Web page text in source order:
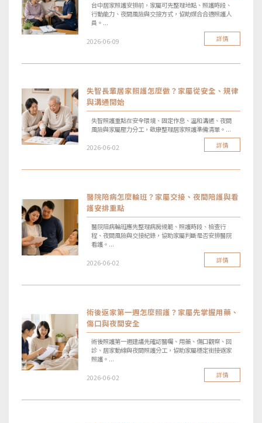
台中居家照護安排前，家屬可先整理地點、照護時段、
行動能力、夜間風險與交接方式，協助媒合合適照護人
員。...
2026-06-09 詳情
失智長輩居家照護怎麼做？家屬從安全、規律
與溝通開始
失智照護重點在安全環境、固定作息、溫和溝通、夜間
風險與家屬壓力分工，敬康整理居家照護準備清單。...
2026-06-02 詳情
醫院陪病怎麼輪班？家屬交接、夜間陪護與看
護安排重點
醫院陪病輪班應先整理病房規範、照護時段、檢查行
程、夜間風險與交接紀錄，協助家屬判斷是否安排醫院
看護。...
2026-06-02 詳情
術後返家第一週怎麼照護？家屬先掌握用藥、
傷口與夜間安全
術後照護第一週建議先確認醫囑、用藥、傷口觀察、回
診、居家動線與夜間照護分工，協助家屬穩定銜接返家
照護。...
2026-06-02 詳情